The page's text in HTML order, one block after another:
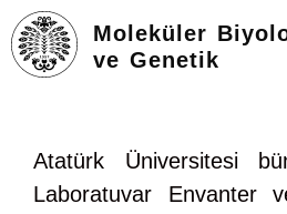
Moleküler
ve Genetik
FEDEK
Atatürk Üniversitesi
Laboratuvar Envanter